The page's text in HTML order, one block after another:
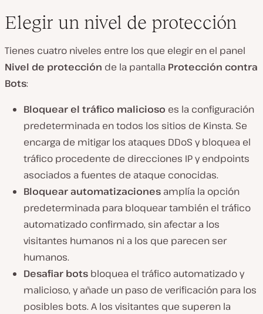
Elegir un nivel de protección
Tienes cuatro niveles entre los que elegir en el panel
Nivel de protección de la pantalla Protección contra
Bots:
Bloquear el tráfico malicioso es la configuración
predeterminada en todos los sitios de Kinsta. Se
encarga de mitigar los ataques DDoS y bloquea el
tráfico procedente de direcciones IP y endpoints
asociados a fuentes de ataque conocidas.
Bloquear automatizaciones amplía la opción
predeterminada para bloquear también el tráfico
automatizado confirmado, sin afectar a los
visitantes humanos ni a los que parecen ser
humanos.
Desafiar bots bloquea el tráfico automatizado y
malicioso, y añade un paso de verificación para los
posibles bots. A los visitantes que superen la